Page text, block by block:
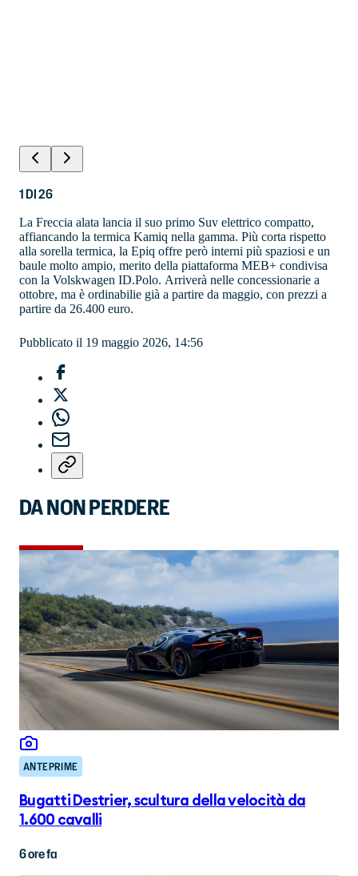
1DI26
La Freccia alata lancia il suo primo Suv elettrico compatto,
affiancando la termica Kamiq nella gamma. Più corta rispetto
alla sorella termica, la Epiq offre però interni più spaziosi e un
baule molto ampio, merito della piattaforma MEB+ condivisa
con la Volskwagen ID.Polo. Arriverà nelle concessionarie a
ottobre, ma è ordinabilie già a partire da maggio, con prezzi a
partire da 26.400 euro.
Pubblicato il 19 maggio 2026, 14:56
DA NON PERDERE
ANTEPRIME
Bugatti Destrier, scultura della velocità da
1.600 cavalli
6 ore fa